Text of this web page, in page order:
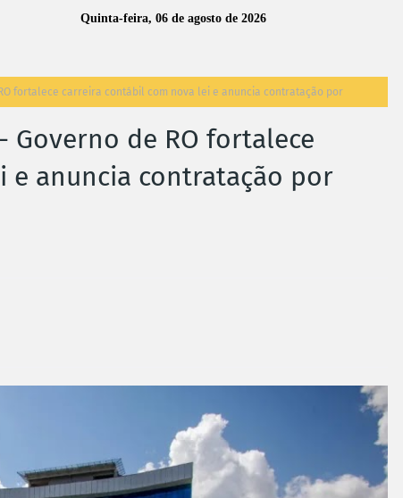
Quinta-feira, 06 de agosto de 2026
RO fortalece carreira contábil com nova lei e anuncia contratação por
- Governo de RO fortalece
e anuncia contratação por